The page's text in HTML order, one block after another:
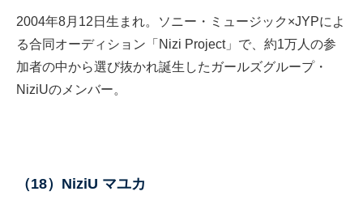
2004年8月12日生まれ。ソニー・ミュージック×JYPによ
る合同オーディション「Nizi Project」で、約1万人の参
加者の中から選び抜かれ誕生したガールズグループ・
NiziUのメンバー。
（18）NiziU マユカ